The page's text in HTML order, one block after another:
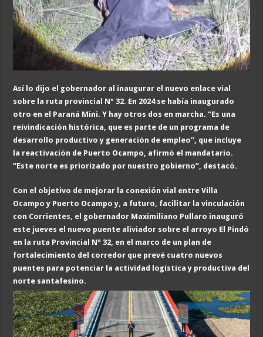
Así lo dijo el gobernador al inaugurar el nuevo enlace vial
sobre la ruta provincial Nº 32. En 2024 se había inaugurado
otro en el Paraná Mini. Y hay otros dos en marcha. “Es una
reivindicación histórica, que es parte de un programa de
desarrollo productivo y generación de empleo”, que incluye
la reactivación de Puerto Ocampo, afirmó el mandatario.
“Este norte es priorizado por nuestro gobierno”, destacó.
Con el objetivo de mejorar la conexión vial entre Villa
Ocampo y Puerto Ocampo y, a futuro, facilitar la vinculación
con Corrientes, el gobernador Maximiliano Pullaro inauguró
este jueves el nuevo puente aliviador sobre el arroyo El Pindó
en la ruta Provincial Nº 32, en el marco de un plan de
fortalecimiento del corredor que prevé cuatro nuevos
puentes para potenciar la actividad logística y productiva del
norte santafesino.